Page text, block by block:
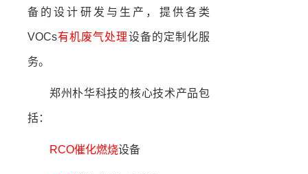
备的设计研发与生产，提供各类
VOCs有机废气处理设备的定制化服
务。
郑州朴华科技的核心技术产品包
括：
RCO催化燃烧设备